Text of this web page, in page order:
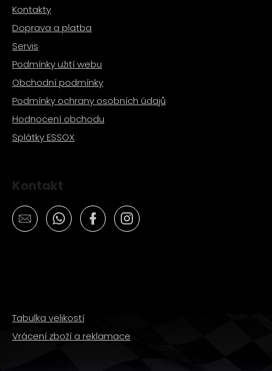
Kontakty
Doprava a platba
Servis
Podmínky užití webu
Obchodní podmínky
Podmínky ochrany osobních údajů
Hodnocení obchodu
Splátky ESSOX
Kontakt
Tabulka velikostí
Vrácení zboží a reklamace